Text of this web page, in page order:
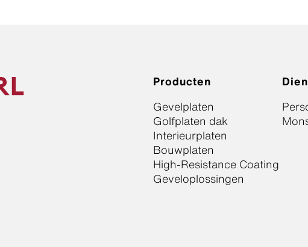
Producten
Gevelplaten
Golfplaten dak
Interieurplaten
Bouwplaten
High-Resistance Coating
Geveloplossingen